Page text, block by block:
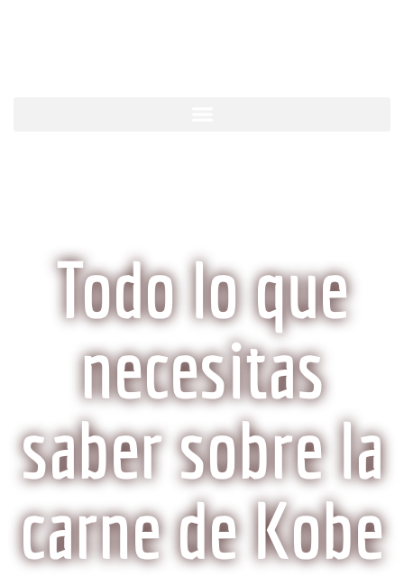
Todo lo que
necesitas
saber sobre la
carne de Kobe